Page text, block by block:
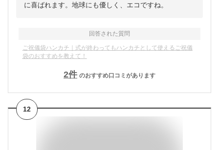
に喜ばれます。地球にも優しく、エコですね。
回答された質問
ご祝儀袋ハンカチ｜式が終わってもハンカチとして使えるご祝儀
袋のおすすめを教えて！
2件 のおすすめ口コミがあります
12